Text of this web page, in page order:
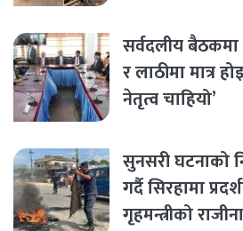
सर्वदलीय
र लाठीमा मात्र
नेतृत्व चाहियो’
सुनसरी घटनाको
गर्दै सिरहामा
गृहमन्त्रीको